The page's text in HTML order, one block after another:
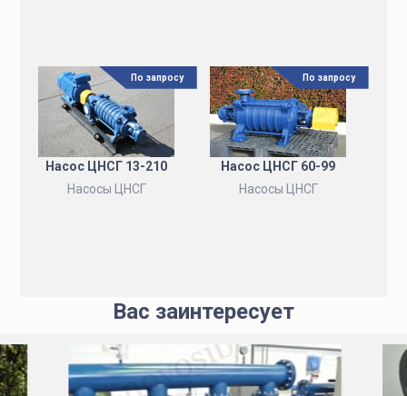
Насос ЦНСГ 13-210
Насосы ЦНСГ
По запросу
Насос ЦНСГ 60-99
Насосы ЦНСГ
По запросу
Вас заинтересует